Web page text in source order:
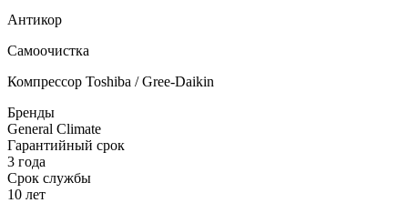
Антикор
Самоочистка
Компрессор Toshiba / Gree-Daikin
Бренды
General Climate
Гарантийный срок
3 года
Срок службы
10 лет